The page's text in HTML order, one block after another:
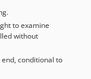
de
aprox. 80 l
- Temperatura
- Potência do
5 kW -
comando: 24 V
to examine
without
conditional to